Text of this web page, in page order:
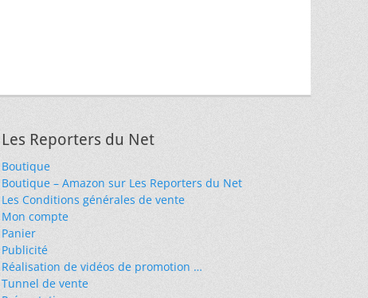
Les Reporters du Net
Boutique
Boutique – Amazon sur Les Reporters du Net
Les Conditions générales de vente
Mon compte
Panier
Publicité
Réalisation de vidéos de promotion …
Tunnel de vente